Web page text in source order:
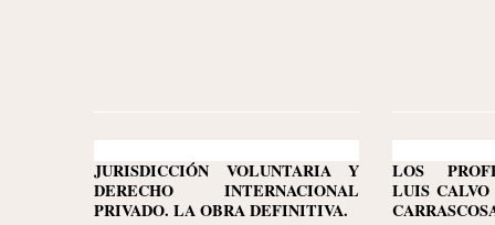
JURISDICCIÓN VOLUNTARIA Y
DERECHO INTERNACIONAL
PRIVADO. LA OBRA DEFINITIVA.
LOS
LUIS CALVO